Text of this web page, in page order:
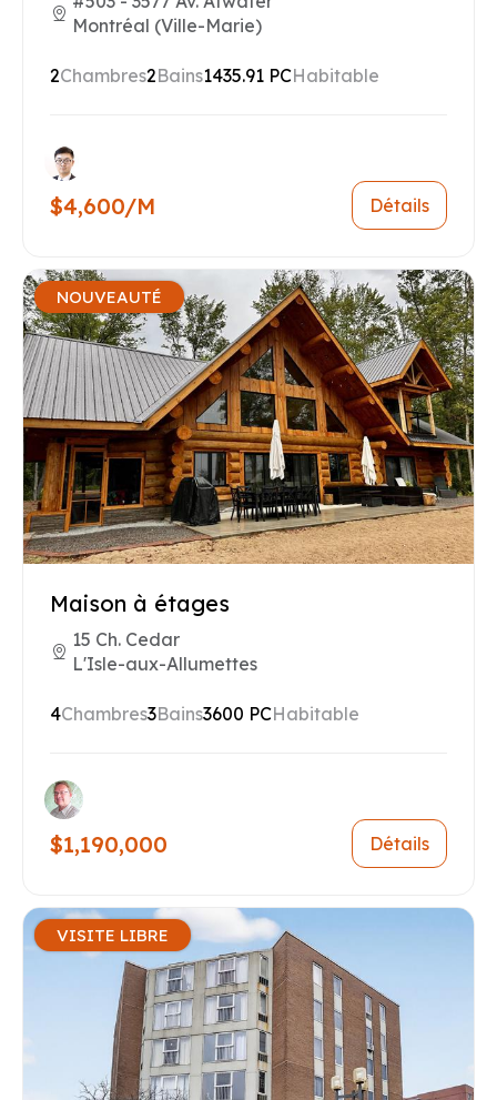
Montréal (Ville-Marie)
2Chambres2Bains1435.91 PCHabitable
$4,600/M Détails
NOUVEAUTÉ
Maison à étages
15 Ch. Cedar
L'Isle-aux-Allumettes
4Chambres3Bains3600 PCHabitable
$1,190,000 Détails
VISITE LIBRE